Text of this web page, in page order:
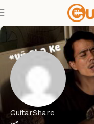
GuitarShare